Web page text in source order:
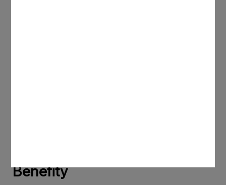
Benefity